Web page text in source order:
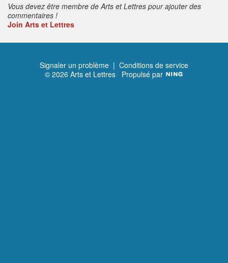
Vous devez être membre de Arts et Lettres pour ajouter des
commentaires !
Join Arts et Lettres
Signaler un problème | Conditions de service
© 2026 Arts et Lettres Propulsé par